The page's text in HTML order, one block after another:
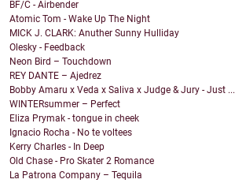
BF/C - Airbender
Atomic Tom - Wake Up The Night
MICK J. CLARK: Anuther Sunny Hulliday
Olesky - Feedback
Neon Bird – Touchdown
REY DANTE – Ajedrez
Bobby Amaru x Veda x Saliva x Judge & Jury - Just ...
WINTERsummer – Perfect
Eliza Prymak - tongue in cheek
Ignacio Rocha - No te voltees
Kerry Charles - In Deep
Old Chase - Pro Skater 2 Romance
La Patrona Company – Tequila